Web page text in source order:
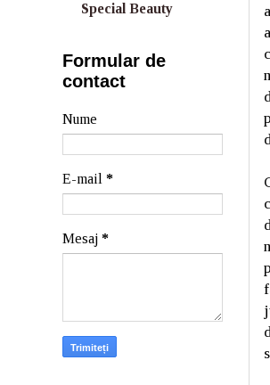
Special Beauty
Formular de
contact
Nume
E-mail *
Mesaj *